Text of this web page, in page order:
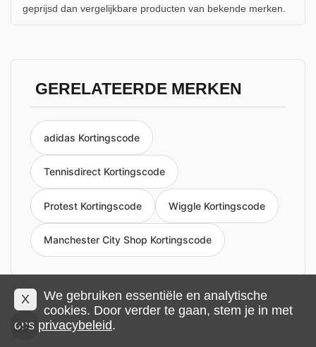
geprijsd dan vergelijkbare producten van bekende merken.
GERELATEERDE MERKEN
adidas Kortingscode
Tennisdirect Kortingscode
Protest Kortingscode Wiggle Kortingscode
Manchester City Shop Kortingscode
Privacy en cookies Impressum Algemene voorwaarden
X
We gebruiken essentiële en analytische
cookies. Door verder te gaan, stem je in met
ons privacybeleid.